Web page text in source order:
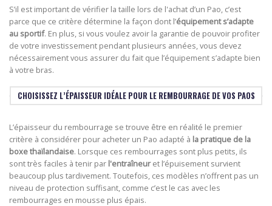
S’il est important de vérifier la taille lors de l'achat d’un Pao, c’est
parce que ce critère détermine la façon dont l’équipement s’adapte
au sportif. En plus, si vous voulez avoir la garantie de pouvoir profiter
de votre investissement pendant plusieurs années, vous devez
nécessairement vous assurer du fait que l’équipement s’adapte bien
à votre bras.
CHOISISSEZ L’ÉPAISSEUR IDÉALE POUR LE REMBOURRAGE DE VOS PAOS
L’épaisseur du rembourrage se trouve être en réalité le premier
critère à considérer pour acheter un Pao adapté à la pratique de la
boxe thaïlandaise. Lorsque ces rembourrages sont plus petits, ils
sont très faciles à tenir par l'entraîneuret l’épuisement survient
beaucoup plus tardivement. Toutefois, ces modèles n’offrent pas un
niveau de protection suffisant, comme c’est le cas avec les
rembourrages en mousse plus épais.